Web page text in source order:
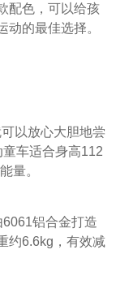
配色，可以给孩
的最佳选择。
以放心大胆地尝
车适合身高112
量。
铝合金打造
约6.6kg，有效减